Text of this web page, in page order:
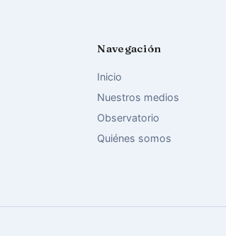
Navegación
Inicio
Nuestros medios
Observatorio
Quiénes somos